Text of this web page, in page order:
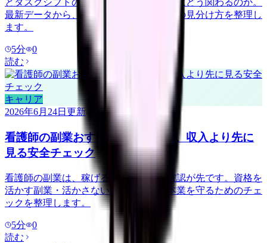
とタスクシフトの広がりが、現場の負担にどう関わるのか。
最新データから、負担を分け合える職場の見分け方を整理し
ます。
5分
0
読む
キャリア
2026年6月24日 更新
看護師の副業おすすめを探す前に。収入より先に
見る安全チェック
看護師の副業は、稼げる金額より安全確認が先です。資格を
活かす副業・活かさない副業の例と、本業を守るためのチェ
ックを整理します。
5分
0
読む